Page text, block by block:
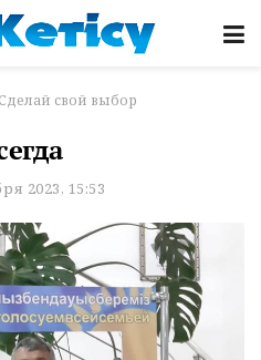
свой выбор
2023, 15:53